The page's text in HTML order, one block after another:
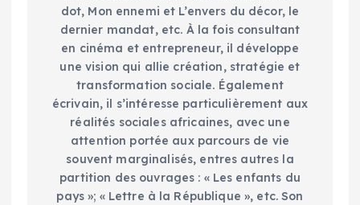
dot, Mon ennemi et L’envers du décor, le
dernier mandat, etc. À la fois consultant
en cinéma et entrepreneur, il développe
une vision qui allie création, stratégie et
transformation sociale. Également
écrivain, il s’intéresse particulièrement aux
réalités sociales africaines, avec une
attention portée aux parcours de vie
souvent marginalisés, entres autres la
partition des ouvrages : « Les enfants du
pays »; « Lettre à la République », etc. Son